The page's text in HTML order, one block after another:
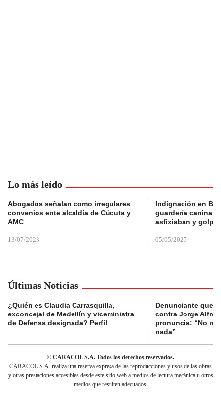
Lo más leído
Abogados señalan como irregulares
convenios ente alcaldía de Cúcuta y
AMC
13/07/2023
Indignación en
guardería canina
asfixiaban y
05/05/2025
Últimas Noticias
¿Quién es Claudia Carrasquilla,
exconcejal de Medellín y viceministra
de Defensa designada? Perfil
Denunciante que
contra Jorge
pronuncia: “No
nada”
© CARACOL S.A. Todos los derechos reservados.
CARACOL S.A. realiza una reserva expresa de las reproducciones y usos de las obras
y otras prestaciones accesibles desde este sitio web a medios de lectura mecánica u otros
medios que resulten adecuados.